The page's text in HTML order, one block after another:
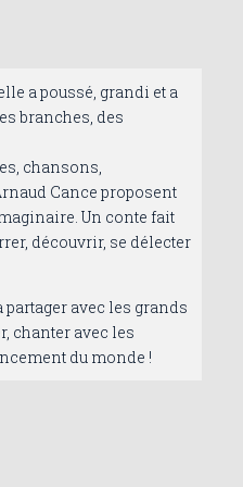
a poussé, grandi et a
branches, des
chansons,
Cance proposent
Un conte fait
découvrir, se délecter
avec les grands
chanter avec les
du monde !